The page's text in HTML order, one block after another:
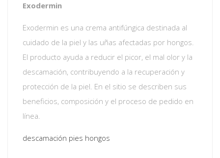
Exodermin
Exodermin es una crema antifúngica destinada al
cuidado de la piel y las uñas afectadas por hongos.
El producto ayuda a reducir el picor, el mal olor y la
descamación, contribuyendo a la recuperación y
protección de la piel. En el sitio se describen sus
beneficios, composición y el proceso de pedido en
línea.
descamación pies hongos